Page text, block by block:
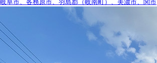
岐阜市、各務原市、羽島郡（岐南町）、美濃市、関市